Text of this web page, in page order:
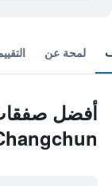
لمحة عن